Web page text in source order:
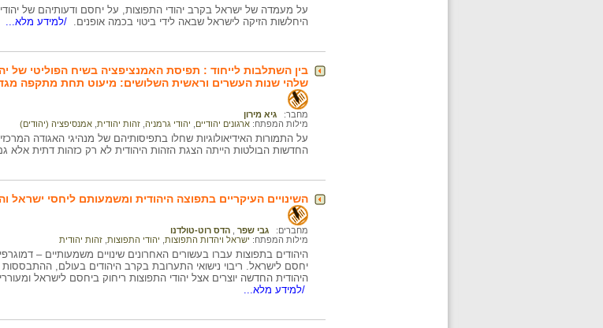
על מעמדה של ישראל בקרב יהודי התפוצות, על יחסם ודעותיהם של
היחלשות הזיקה לישראל שבאה לידי ביטוי בכמה אופנים. /למידע מלא...
בין השתלבות לייחוד : תפיסת האמנציפציה בשיח הפוליטי של
שלהי שנות העשרים וראשית השלושים: מיעוט תחת מתקפה
מחבר:
גיא מירון
מילות המפתח: ארגונים יהודיים יהודי גרמניה זהות יהודית אמנסיפציה (יהודים)
על התמורות האידיאולוגיות שחלו בתפיסותיהם של מנהיגי האגודה
החדשות הבולטות הייתה הצגת הזהות היהודית לא רק כזהות דתית אלא
השינויים העיקריים בתפוצה היהודית ומשמעותם ליחסי ישראל
מחברים: גבי שפר
הדס רוט-טולדנו
מילות המפתח: ישראל ויהדות התפוצות יהודי התפוצות זהות יהודית
היהודים בתפוצות עברו בעשורים האחרונים שינויים משמעותיים –
יחסם לישראל. ריבוי נישואי התערובת בקרב היהודים בעולם,
היהודית החדשה יוצרים אצל יהודי התפוצות ריחוק ביחסם לישראל
/למידע מלא...